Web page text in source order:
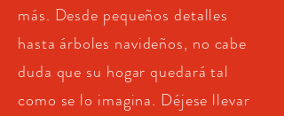
más. Desde pequeños detalles
hasta árboles navideños, no cabe
duda que su hogar quedará tal
como se lo imagina. Déjese llevar